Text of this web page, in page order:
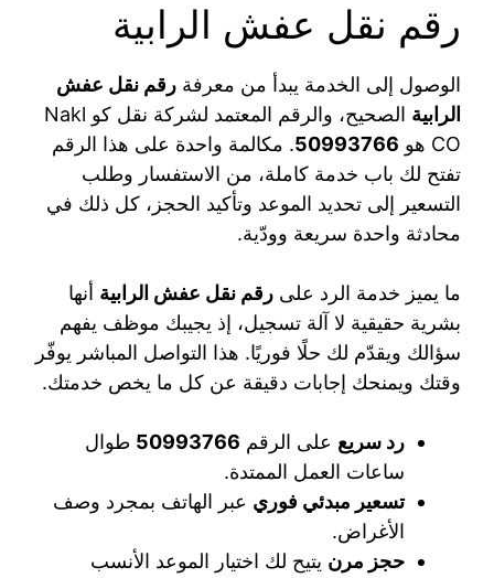
رقم نقل عفش الرابية
الوصول إلى الخدمة يبدأ من معرفة رقم نقل عفش
الرابية
الصحيح، والرقم المعتمد لشركة نقل كو Nakl
CO هو
50993766. مكالمة واحدة على هذا الرقم
تفتح لك باب خدمة كاملة، من الاستفسار وطلب
التسعير إلى تحديد الموعد وتأكيد الحجز، كل ذلك في
محادثة واحدة سريعة وودّية.
ما يميز خدمة الرد على رقم نقل عفش الرابية أنها
بشرية حقيقية لا آلة تسجيل، إذ يجيبك موظف يفهم
سؤالك ويقدّم لك حلًا فوريًا. هذا التواصل المباشر يوفّر
وقتك ويمنحك إجابات دقيقة عن كل ما يخص خدمتك.
رد سريع على الرقم 50993766 طوال
ساعات العمل الممتدة.
تسعير مبدئي فوري عبر الهاتف بمجرد وصف
الأغراض.
حجز مرن يتيح لك اختيار الموعد الأنسب